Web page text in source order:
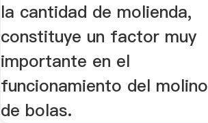
la cantidad de molienda,
constituye un factor muy
importante en el
funcionamiento del molino
de bolas.